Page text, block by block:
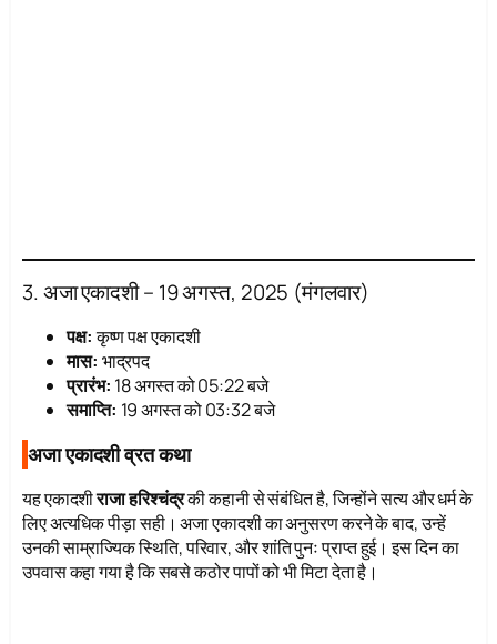
3. अजा एकादशी – 19 अगस्त, 2025 (मंगलवार)
पक्ष:कृष्ण पक्ष एकादशी
मास: भाद्रपद
प्रारंभ: 18 अगस्त को 05:22 बजे
समाप्ति: 19 अगस्त को 03:32 बजे
अजा एकादशी व्रत कथा
यह एकादशीराजा हरिश्चंद्रकी कहानी से संबंधित है, जिन्होंने सत्य और धर्म के
लिए अत्यधिक पीड़ा सही। अजा एकादशी का अनुसरण करने के बाद, उन्हें
उनकी साम्राज्यिक स्थिति, परिवार, और शांति पुनः प्राप्त हुई। इस दिन का
उपवास कहा गया है कि सबसे कठोर पापों को भी मिटा देता है।